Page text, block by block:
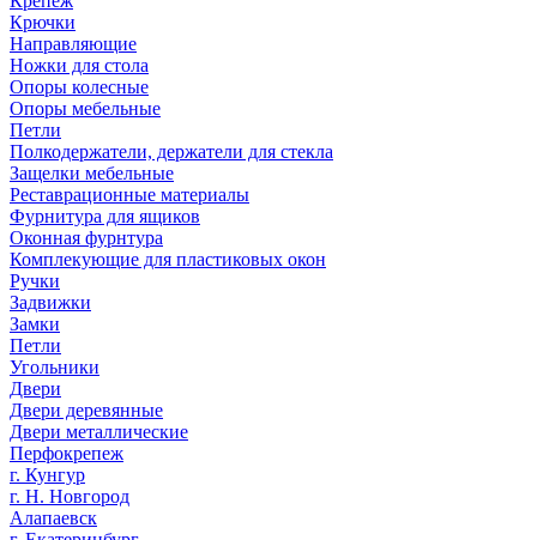
Крючки
Направляющие
Ножки для стола
Опоры колесные
Опоры мебельные
Петли
Полкодержатели, держатели для стекла
Защелки мебельные
Реставрационные материалы
Фурнитура для ящиков
Оконная фурнтура
Комплекующие для пластиковых окон
Ручки
Задвижки
Замки
Петли
Угольники
Двери
Двери деревянные
Двери металлические
Перфокрепеж
г. Кунгур
г. Н. Новгород
Алапаевск